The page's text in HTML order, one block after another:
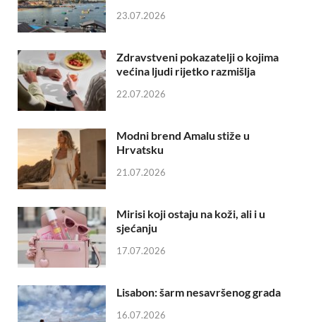
23.07.2026
Zdravstveni pokazatelji o kojima
većina ljudi rijetko razmišlja
22.07.2026
Modni brend Amalu stiže u
Hrvatsku
21.07.2026
Mirisi koji ostaju na koži, ali i u
sjećanju
17.07.2026
Lisabon: šarm nesavršenog grada
16.07.2026